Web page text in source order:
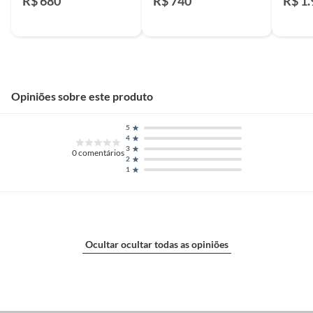
Opiniões sobre este produto
0comentários
1
2
3
4
5
Ocultar ocultar todas as opiniões